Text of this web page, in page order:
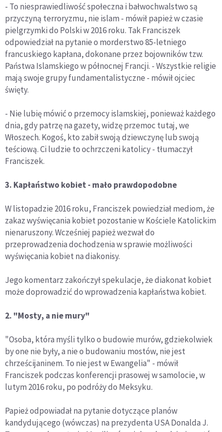
- To niesprawiedliwość społeczna i bałwochwalstwo są
przyczyną terroryzmu, nie islam - mówił papież w czasie
pielgrzymki do Polski w 2016 roku. Tak Franciszek
odpowiedział na pytanie o morderstwo 85-letniego
francuskiego kapłana, dokonane przez bojowników tzw.
Państwa Islamskiego w północnej Francji. - Wszystkie religie
mają swoje grupy fundamentalistyczne - mówił ojciec
święty.
- Nie lubię mówić o przemocy islamskiej, ponieważ każdego
dnia, gdy patrzę na gazety, widzę przemoc tutaj, we
Włoszech. Kogoś, kto zabił swoją dziewczynę lub swoją
teściową. Ci ludzie to ochrzczeni katolicy - tłumaczył
Franciszek.
3. Kapłaństwo kobiet - mało prawdopodobne
W listopadzie 2016 roku, Franciszek powiedział mediom, że
zakaz wyświęcania kobiet pozostanie w Kościele Katolickim
nienaruszony. Wcześniej papież wezwał do
przeprowadzenia dochodzenia w sprawie możliwości
wyświęcania kobiet na diakonisy.
Jego komentarz zakończył spekulacje, że diakonat kobiet
może doprowadzić do wprowadzenia kapłaństwa kobiet.
2. "Mosty, a nie mury"
"Osoba, która myśli tylko o budowie murów, gdziekolwiek
by one nie były, a nie o budowaniu mostów, nie jest
chrześcijaninem. To nie jest w Ewangelia" - mówił
Franciszek podczas konferencji prasowej w samolocie, w
lutym 2016 roku, po podróży do Meksyku.
Papież odpowiadał na pytanie dotyczące planów
kandydującego (wówczas) na prezydenta USA Donalda J.